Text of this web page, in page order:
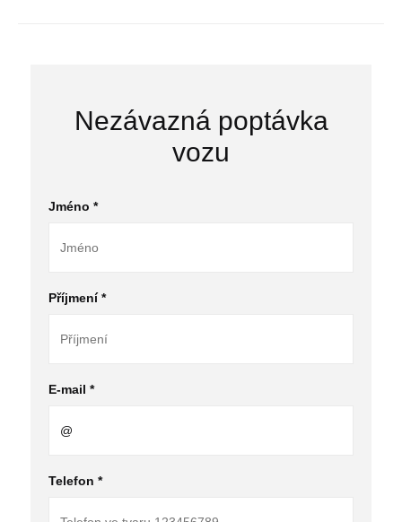
Nezávazná poptávka
vozu
Jméno *
Příjmení *
E-mail *
Telefon *